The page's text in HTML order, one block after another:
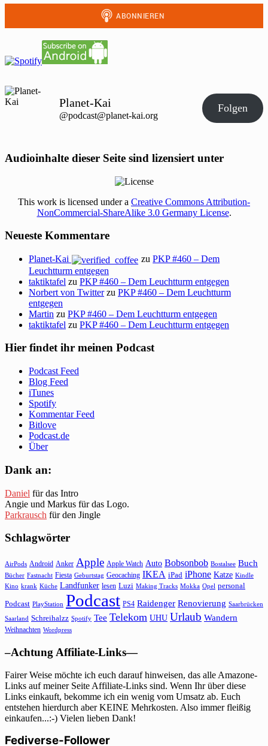
Planet-Kai
@podcast@planet-kai.org
Folgen
Audioinhalte dieser Seite sind lizensiert unter
This work is licensed under a Creative Commons Attribution-
NonCommercial-ShareAlike 3.0 Germany License.
Neueste Kommentare
Planet-Kai zuPKP #460 – Dem
Leuchtturm entgegen
taktiktafel zu PKP #460 – Dem Leuchtturm entgegen
Norbert von Twitterzu PKP #460 – Dem Leuchtturm
entgegen
Martin zu PKP #460 – Dem Leuchtturm entgegen
taktiktafel zu PKP #460 – Dem Leuchtturm entgegen
Hier findet ihr meinen Podcast
Podcast Feed
Blog Feed
iTunes
Spotify
Kommentar Feed
Bitlove
Podcast.de
Über
Dank an:
Daniel für das Intro
Angie und Markus für das Logo.
Parkrausch für den Jingle
Schlagwörter
AirPods Android Anker Apple Apple Watch Auto Bobsonbob Bostalsee Buch
Bücher Fastnacht Fiesta Geburtstag Geocaching IKEA iPad iPhone Katze Kindle
Kino krank Küche Landfunker lesen Luzi Making Tracks Mokka Opel personal
Podcast PlayStation Podcast PS4 Raidenger Renovierung Saarbrücken
Saarland Schreihalzz Spotify Tee Telekom UHU Urlaub Wandern
Weihnachten Wordpress
–Achtung Affiliate-Links—
Fairer Weise möchte ich euch darauf hinweisen, das alle Amazone-
Links auf meiner Seite Affiliate-Links sind. Wenn Ihr über diese
Links einkauft, bekomme ich ein wenig vom Umsatz ab. Euch
entstehen hierdurch aber KEINE Mehrkosten. Also immer fleißig
einkaufen...:-) Vielen lieben Dank!
Fediverse-Follower